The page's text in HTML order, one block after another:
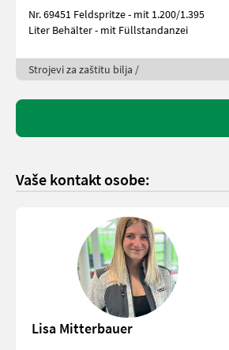
Nr. 69451 Feldspritze - mit 1.200/1.395
Liter Behälter - mit Füllstandanzei
Strojevi za zaštitu bilja /
Vaše kontakt osobe:
Lisa Mitterbauer